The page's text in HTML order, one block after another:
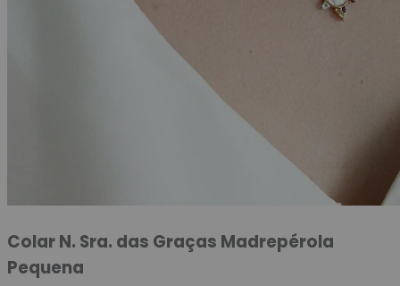
Colar N. Sra. das Graças Madrepérola
Pequena